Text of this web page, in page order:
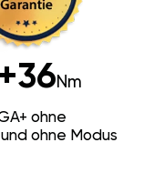
+36Nm
ohne
ohne Modus